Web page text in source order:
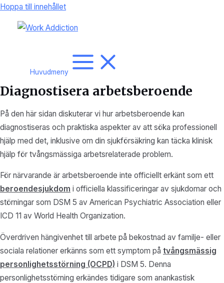
Hoppa till innehållet
Huvudmeny
Diagnostisera arbetsberoende
På den här sidan diskuterar vi hur arbetsberoende kan
diagnostiseras och praktiska aspekter av att söka professionell
hjälp med det, inklusive om din sjukförsäkring kan täcka klinisk
hjälp för tvångsmässiga arbetsrelaterade problem.
För närvarande är arbetsberoende inte officiellt erkänt som ett
beroendesjukdom i officiella klassificeringar av sjukdomar och
störningar som DSM 5 av American Psychiatric Association eller
ICD 11 av World Health Organization.
Överdriven hängivenhet till arbete på bekostnad av familje- eller
sociala relationer erkänns som ett symptom på tvångsmässig
personlighetsstörning (OCPD) i DSM 5. Denna
personlighetsstörning erkändes tidigare som anankastisk